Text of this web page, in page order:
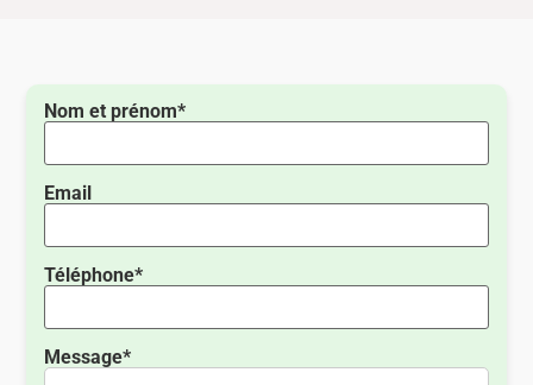
Nom et prénom*
Email
Téléphone*
Message*